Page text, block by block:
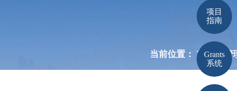
当前位置： 首页 >管
项目
指南
Grants
系统